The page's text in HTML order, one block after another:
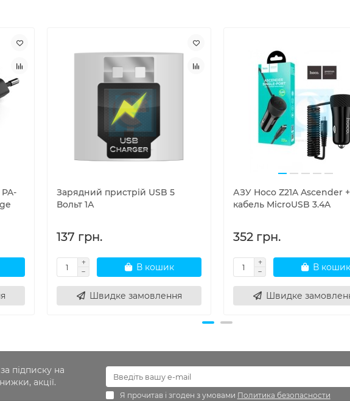
Зарядний пристрій USB 5
Вольт 1А
137 грн.
В кошик
Швидке замовлення
АЗУ Hoco Z21A Ascender +
кабель MicroUSB 3.4A
352 грн.
В кошик
Швидке
підписку на
акції.
Я прочитав і згоден з умовами Политика безопасности